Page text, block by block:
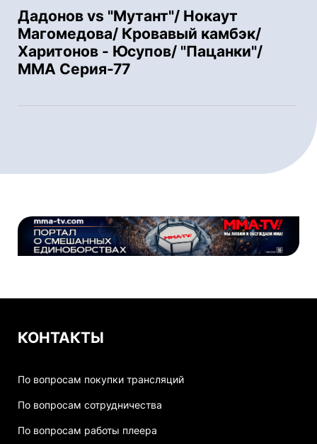
Дадонов vs "Мутант"/ Нокаут
Магомедова/ Кровавый камбэк/
Харитонов - Юсупов/ "Пацанки"/
ММА Серия-77
КОНТАКТЫ
По вопросам покупки трансляций
По вопросам сотрудничества
По вопросам работы плеера